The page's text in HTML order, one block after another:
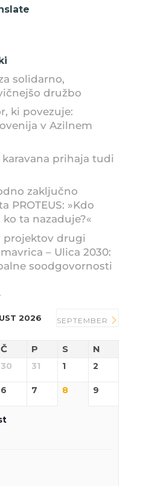
solidarno,
družbo
ki povezuje:
v Azilnem
prihaja tudi
zaključno
PROTEUS: »Kdo
ta nazaduje?«
projektov drugi
– Ulica 2030:
soodgovornosti
2026 SEPTEMBER
Č P S N
30 31 1 2
6 7 8 9